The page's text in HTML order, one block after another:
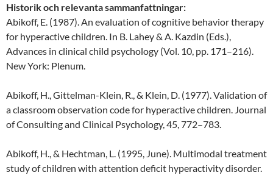
Historik och relevanta sammanfattningar:
Abikoff, E. (1987). An evaluation of cognitive behavior therapy
for hyperactive children. In B. Lahey & A. Kazdin (Eds.),
Advances in clinical child psychology (Vol. 10, pp. 171–216).
New York: Plenum.
Abikoff, H., Gittelman-Klein, R., & Klein, D. (1977). Validation of
a classroom observation code for hyperactive children. Journal
of Consulting and Clinical Psychology, 45, 772–783.
Abikoff, H., & Hechtman, L. (1995, June). Multimodal treatment
study of children with attention deficit hyperactivity disorder.